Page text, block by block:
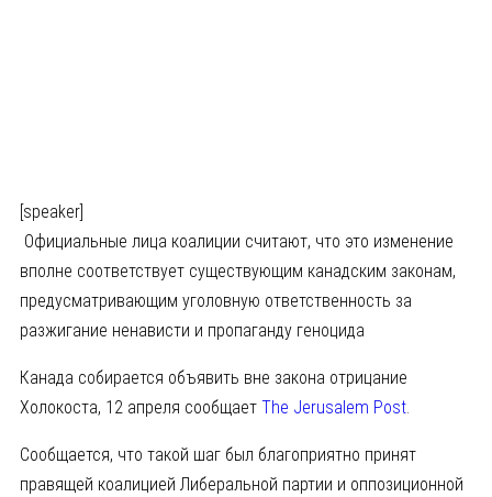
[speaker]
Официальные лица коалиции считают, что это изменение
вполне соответствует существующим канадским законам,
предусматривающим уголовную ответственность за
разжигание ненависти и пропаганду геноцида
Канада собирается объявить вне закона отрицание
Холокоста, 12 апреля сообщает The Jerusalem Post.
Сообщается, что такой шаг был благоприятно принят
правящей коалицией Либеральной партии и оппозиционной